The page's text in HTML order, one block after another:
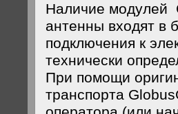
Наличие модулей
антенны входят в
подключения к
технически
При помощи
транспорта